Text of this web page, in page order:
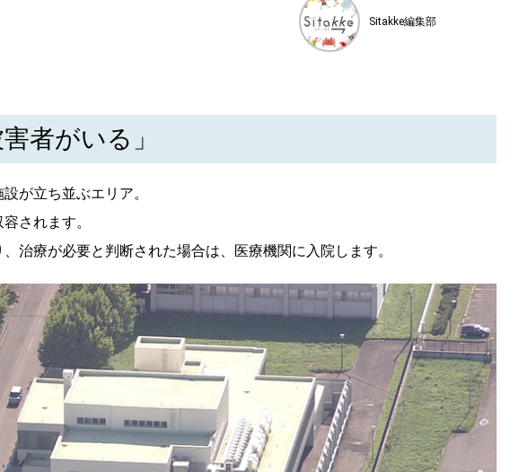
Sitakke編集部
者がいる」
が立ち並ぶエリア。
されます。
治療が必要と判断された場合は、医療機関に入院します。